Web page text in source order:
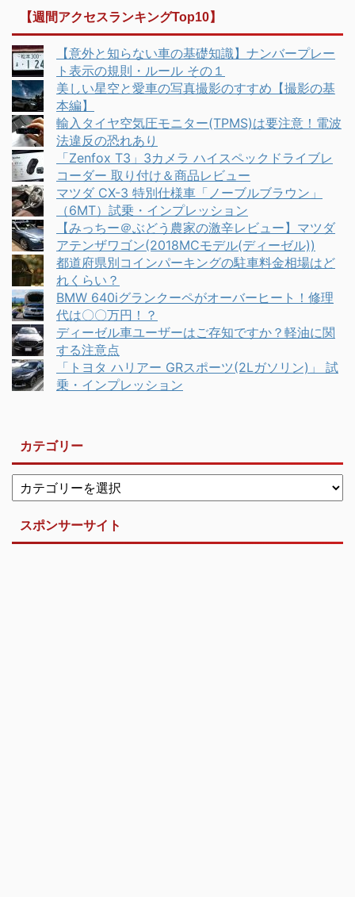
【週間アクセスランキングTop10】
【意外と知らない車の基礎知識】ナンバープレー
ト表示の規則・ルール その１
美しい星空と愛車の写真撮影のすすめ【撮影の基
本編】
輸入タイヤ空気圧モニター(TPMS)は要注意！電波
法違反の恐れあり
「Zenfox T3」3カメラ ハイスペックドライブレ
コーダー 取り付け＆商品レビュー
マツダ CX-3 特別仕様車「ノーブルブラウン」
（6MT）試乗・インプレッション
【みっちー＠ぶどう農家の激辛レビュー】マツダ
アテンザワゴン(2018MCモデル(ディーゼル))
都道府県別コインパーキングの駐車料金相場はど
れくらい？
BMW 640iグランクーペがオーバーヒート！修理
代は〇〇万円！？
ディーゼル車ユーザーはご存知ですか？軽油に関
する注意点
「トヨタ ハリアー GRスポーツ(2Lガソリン)」 試
乗・インプレッション
カテゴリー
スポンサーサイト